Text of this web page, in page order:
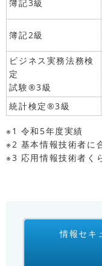
簿記3級
簿記2級
ビジネス実務法務検
定
試験®3級
統計検定®3級
※1 令和5年度実績
※2 基本情報技術者に
※3 応用情報技術者く
情報セキ